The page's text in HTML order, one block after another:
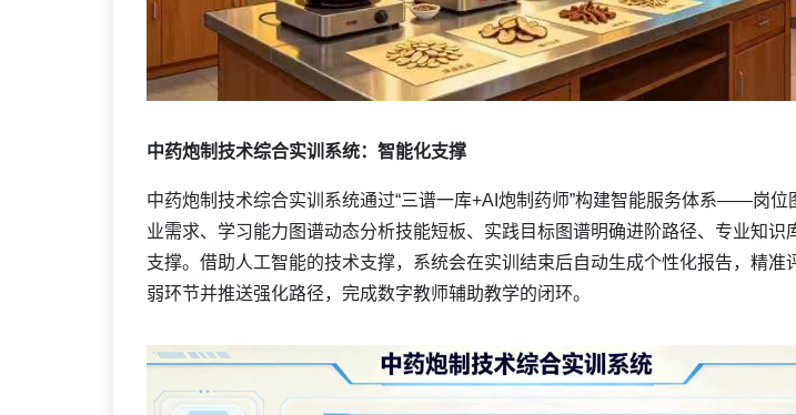
中药炮制技术综合实训系统：智能化支撑
中药炮制技术综合实训系统通过“三谱一库+AI炮制药师”构建智能服务体系——岗位
业需求、学习能力图谱动态分析技能短板、实践目标图谱明确进阶路径、专业知识
支撑。借助人工智能的技术支撑，系统会在实训结束后自动生成个性化报告，精准
弱环节并推送强化路径，完成数字教师辅助教学的闭环。